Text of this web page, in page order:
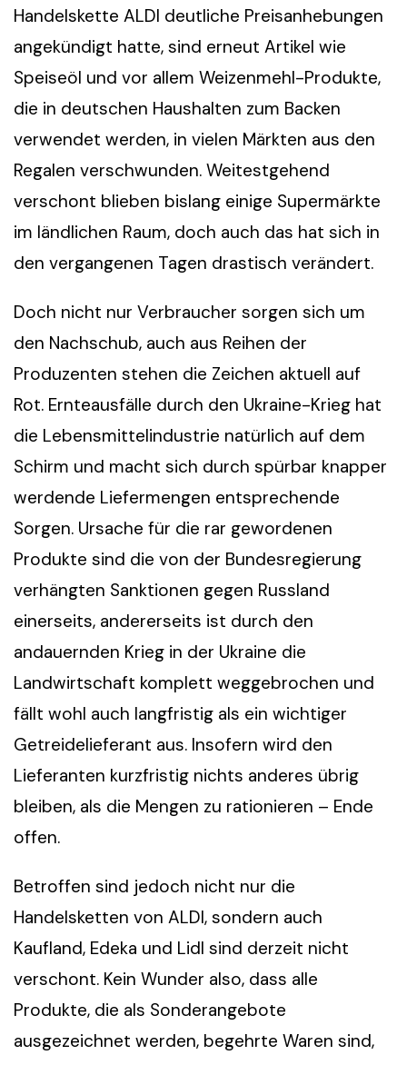
Handelskette ALDI deutliche Preisanhebungen
angekündigt hatte, sind erneut Artikel wie
Speiseöl und vor allem Weizenmehl-Produkte,
die in deutschen Haushalten zum Backen
verwendet werden, in vielen Märkten aus den
Regalen verschwunden. Weitestgehend
verschont blieben bislang einige Supermärkte
im ländlichen Raum, doch auch das hat sich in
den vergangenen Tagen drastisch verändert.
Doch nicht nur Verbraucher sorgen sich um
den Nachschub, auch aus Reihen der
Produzenten stehen die Zeichen aktuell auf
Rot. Ernteausfälle durch den Ukraine-Krieg hat
die Lebensmittelindustrie natürlich auf dem
Schirm und macht sich durch spürbar knapper
werdende Liefermengen entsprechende
Sorgen. Ursache für die rar gewordenen
Produkte sind die von der Bundesregierung
verhängten Sanktionen gegen Russland
einerseits, andererseits ist durch den
andauernden Krieg in der Ukraine die
Landwirtschaft komplett weggebrochen und
fällt wohl auch langfristig als ein wichtiger
Getreidelieferant aus. Insofern wird den
Lieferanten kurzfristig nichts anderes übrig
bleiben, als die Mengen zu rationieren – Ende
offen.
Betroffen sind jedoch nicht nur die
Handelsketten von ALDI, sondern auch
Kaufland, Edeka und Lidl sind derzeit nicht
verschont. Kein Wunder also, dass alle
Produkte, die als Sonderangebote
ausgezeichnet werden, begehrte Waren sind,